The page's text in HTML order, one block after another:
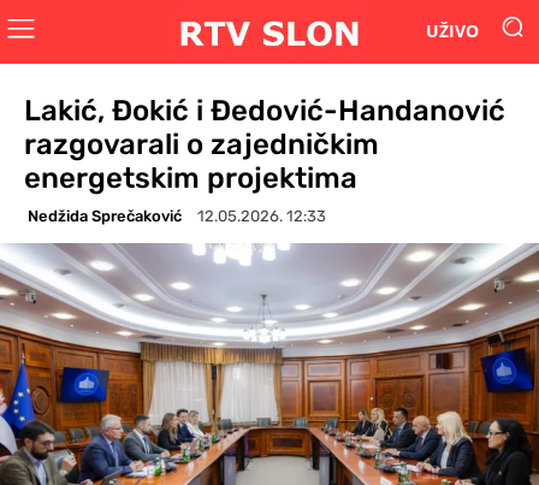
UŽIVO
Lakić, Đokić i Đedović-Handanović
razgovarali o zajedničkim
energetskim projektima
Nedžida Sprečaković 12.05.2026. 12:33